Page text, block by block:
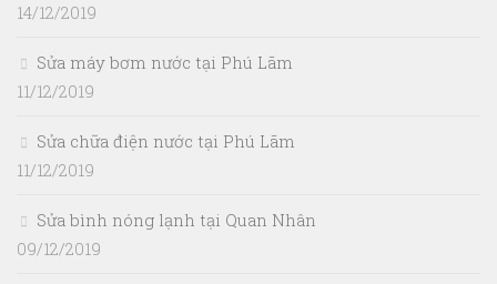
14/12/2019
Sửa máy bơm nước tại Phú Lãm
11/12/2019
Sửa chữa điện nước tại Phú Lãm
11/12/2019
Sửa bình nóng lạnh tại Quan Nhân
09/12/2019